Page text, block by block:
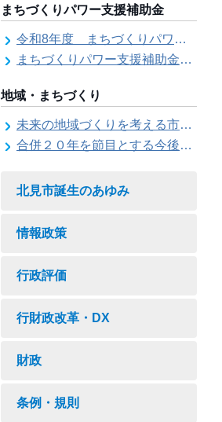
まちづくりパワー支援補助金
令和8年度 まちづくりパワー支援補助金の募集【受付は終了しました。】
まちづくりパワー支援補助金の交付結果
地域・まちづくり
未来の地域づくりを考える市民会議
合併２０年を節目とする今後の地域づくりに関する市長懇話会
北見市誕生のあゆみ
情報政策
行政評価
行財政改革・DX
財政
条例・規則